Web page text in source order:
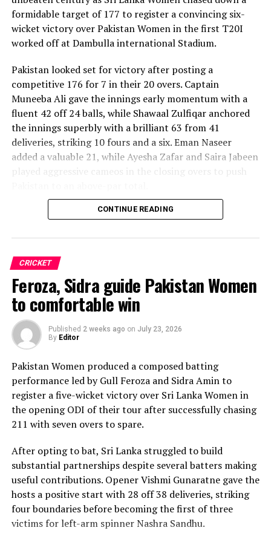
formidable target of 177 to register a convincing six-
wicket victory over Pakistan Women in the first T20I
worked off at Dambulla international Stadium.
Pakistan looked set for victory after posting a
competitive 176 for 7 in their 20 overs. Captain
Muneeba Ali gave the innings early momentum with a
fluent 42 off 24 balls, while Shawaal Zulfiqar anchored
the innings superbly with a brilliant 63 from 41
deliveries, striking 10 fours and a six. Eman Naseer
added a valuable 21, while Ayesha Zafar and Saira Jabeen
played aggressive cameos in the closing overs to push
Sri Lanka’s bowlers shared the wickets, with Kavisha
Praboda, Sugandika Kumari and Kawya Kavindi chipped
in with one wicket apiece, while disciplined fielding
produced two crucial run-outs.
The chase belonged entirely to Dulani, who delivered
the innings of the match. Displaying confidence,
composure and a wide range of attacking strokes, she
remained unbeaten on 101 from just 64 balls, smashing
with controlled aggression, ensuring Sri Lanka stayed
ahead of the required rate throughout the chase.
Captain Chamari Athapaththu provided the ideal
platform with a sparkling 39 off 22 balls, adding 78 for
partnership. Although Sri Lanka lost wickets at regular
intervals in the middle overs, Dulani remained firmly in
control, rotating the strike effectively before
accelerating when it mattered most.
Kavisha Dilhari contributed 11 valuable runs, while
CONTINUE READING
CRICKET
Feroza, Sidra guide Pakistan Women
to comfortable win
Published 2 weeks ago on July 23, 2026
By Editor
Pakistan Women produced a composed batting
performance led by Gull Feroza and Sidra Amin to
register a five-wicket victory over Sri Lanka Women in
the opening ODI of their tour after successfully chasing
211 with seven overs to spare.
After opting to bat, Sri Lanka struggled to build
substantial partnerships despite several batters making
useful contributions. Opener Vishmi Gunaratne gave the
hosts a positive start with 28 off 38 deliveries, striking
four boundaries before becoming the first of three
victims for left-arm spinner Nashra Sandhu.